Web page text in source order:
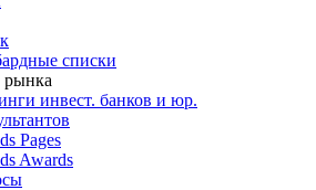
списки
рынка
инвест. банков и юр.
Pages
Awards